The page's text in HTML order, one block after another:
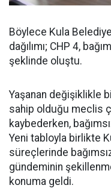
Böylece Kula
dağılımı; CHP 4,
şeklinde oluştu.
Yaşanan değişiklikle
sahip olduğu meclis
kaybederken,
Yeni tabloyla birlikte
süreçlerinde
gündeminin
konuma geldi.